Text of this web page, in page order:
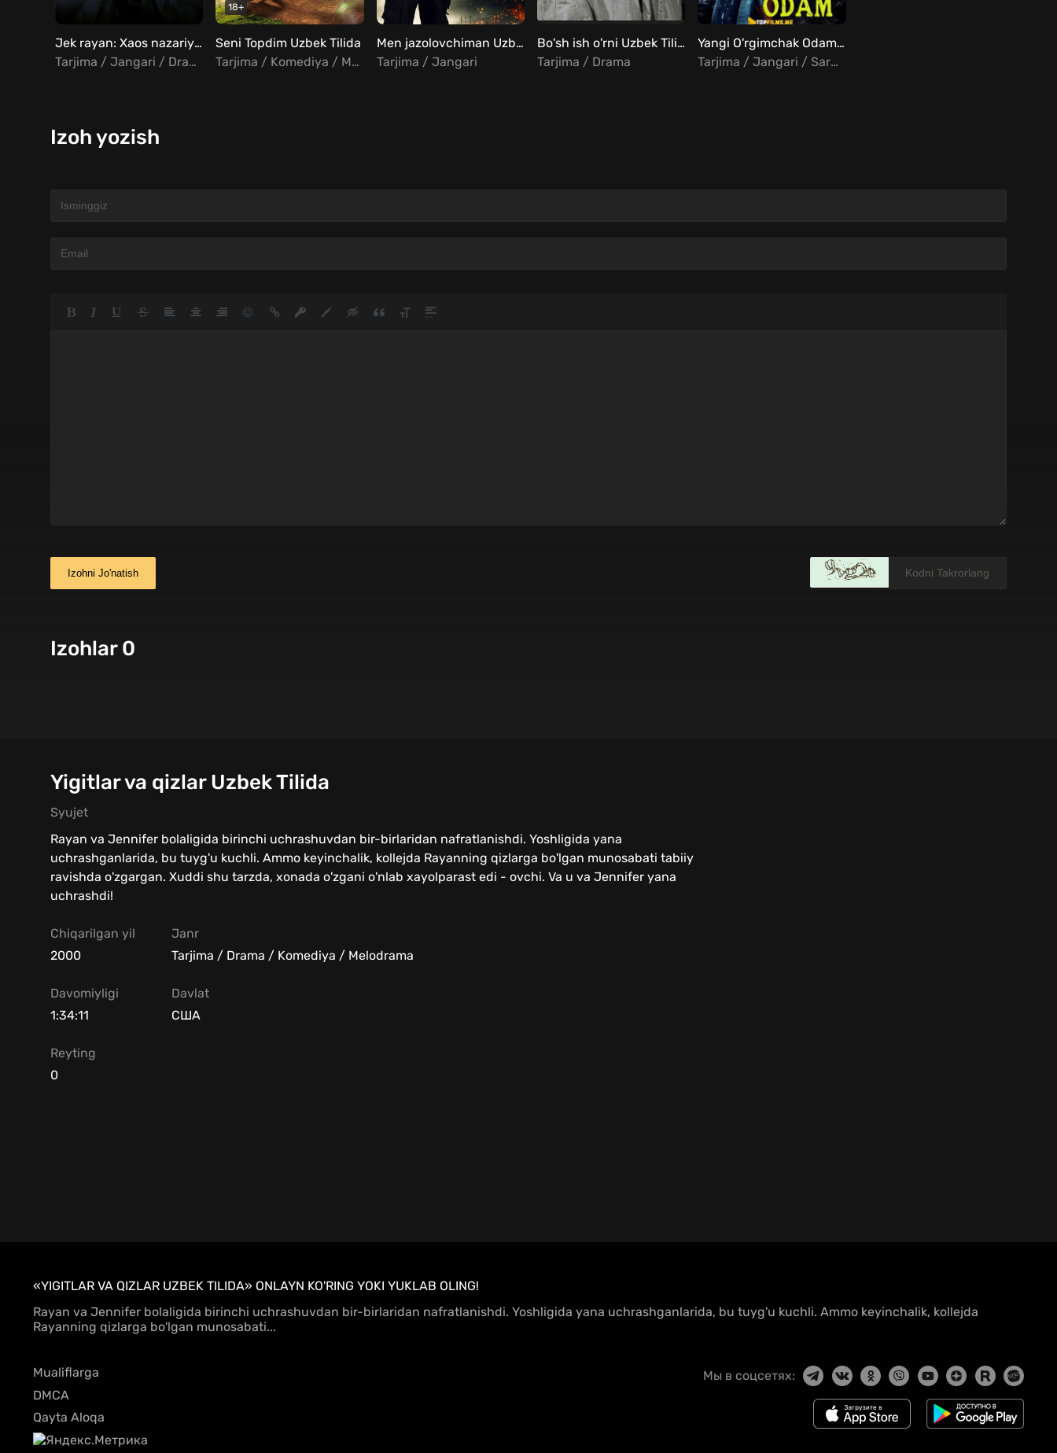
Jek rayan: Xaos nazariyasi Uzbek tilida
Tarjima / Jangari / Drama
18+
Seni Topdim Uzbek Tilida
Tarjima / Komediya / Melodrama
Men jazolovchiman Uzbek tilida
Tarjima / Jangari
Bo'sh ish o'rni Uzbek Tilida
Tarjima / Drama
Yangi O'rgimchak Odam Uzbek tilida
Tarjima / Jangari / Sarguzasht / Fantastika
Izoh yozish
Izohni Jo'natish
Izohlar 0
Yigitlar va qizlar Uzbek Tilida
Syujet
Rayan va Jennifer bolaligida birinchi uchrashuvdan bir-birlaridan nafratlanishdi. Yoshligida yana
uchrashganlarida, bu tuyg'u kuchli. Ammo keyinchalik, kollejda Rayanning qizlarga bo'lgan munosabati tabiiy
ravishda o'zgargan. Xuddi shu tarzda, xonada o'zgani o'nlab xayolparast edi - ovchi. Va u va Jennifer yana
uchrashdi!
Chiqarilgan yil
2000
Janr
Tarjima / Drama / Komediya / Melodrama
Davomiyligi
1:34:11
Davlat
США
Reyting
0
«YIGITLAR VA QIZLAR UZBEK TILIDA» ONLAYN KO'RING YOKI YUKLAB OLING!
Rayan va Jennifer bolaligida birinchi uchrashuvdan bir-birlaridan nafratlanishdi. Yoshligida yana uchrashganlarida, bu tuyg'u kuchli. Ammo keyinchalik, kollejda
Rayanning qizlarga bo'lgan munosabati...
Mualiflarga
DMCA
Qayta Aloqa
Мы в соцсетях: